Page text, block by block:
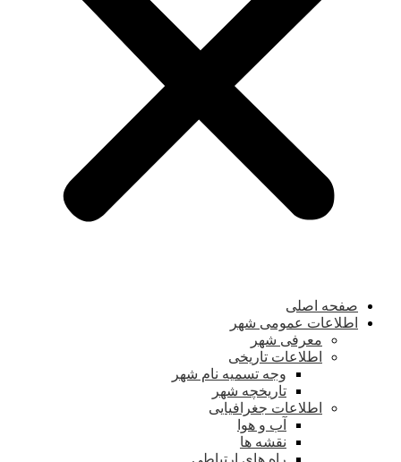
صفحه اصلی
اطلاعات عمومی شهر
معرفی شهر
اطلاعات تاریخی
وجه تسمیه نام شهر
تاریخچه شهر
اطلاعات جغرافیایی
آب و هوا
نقشه ها
راه های ارتباطی